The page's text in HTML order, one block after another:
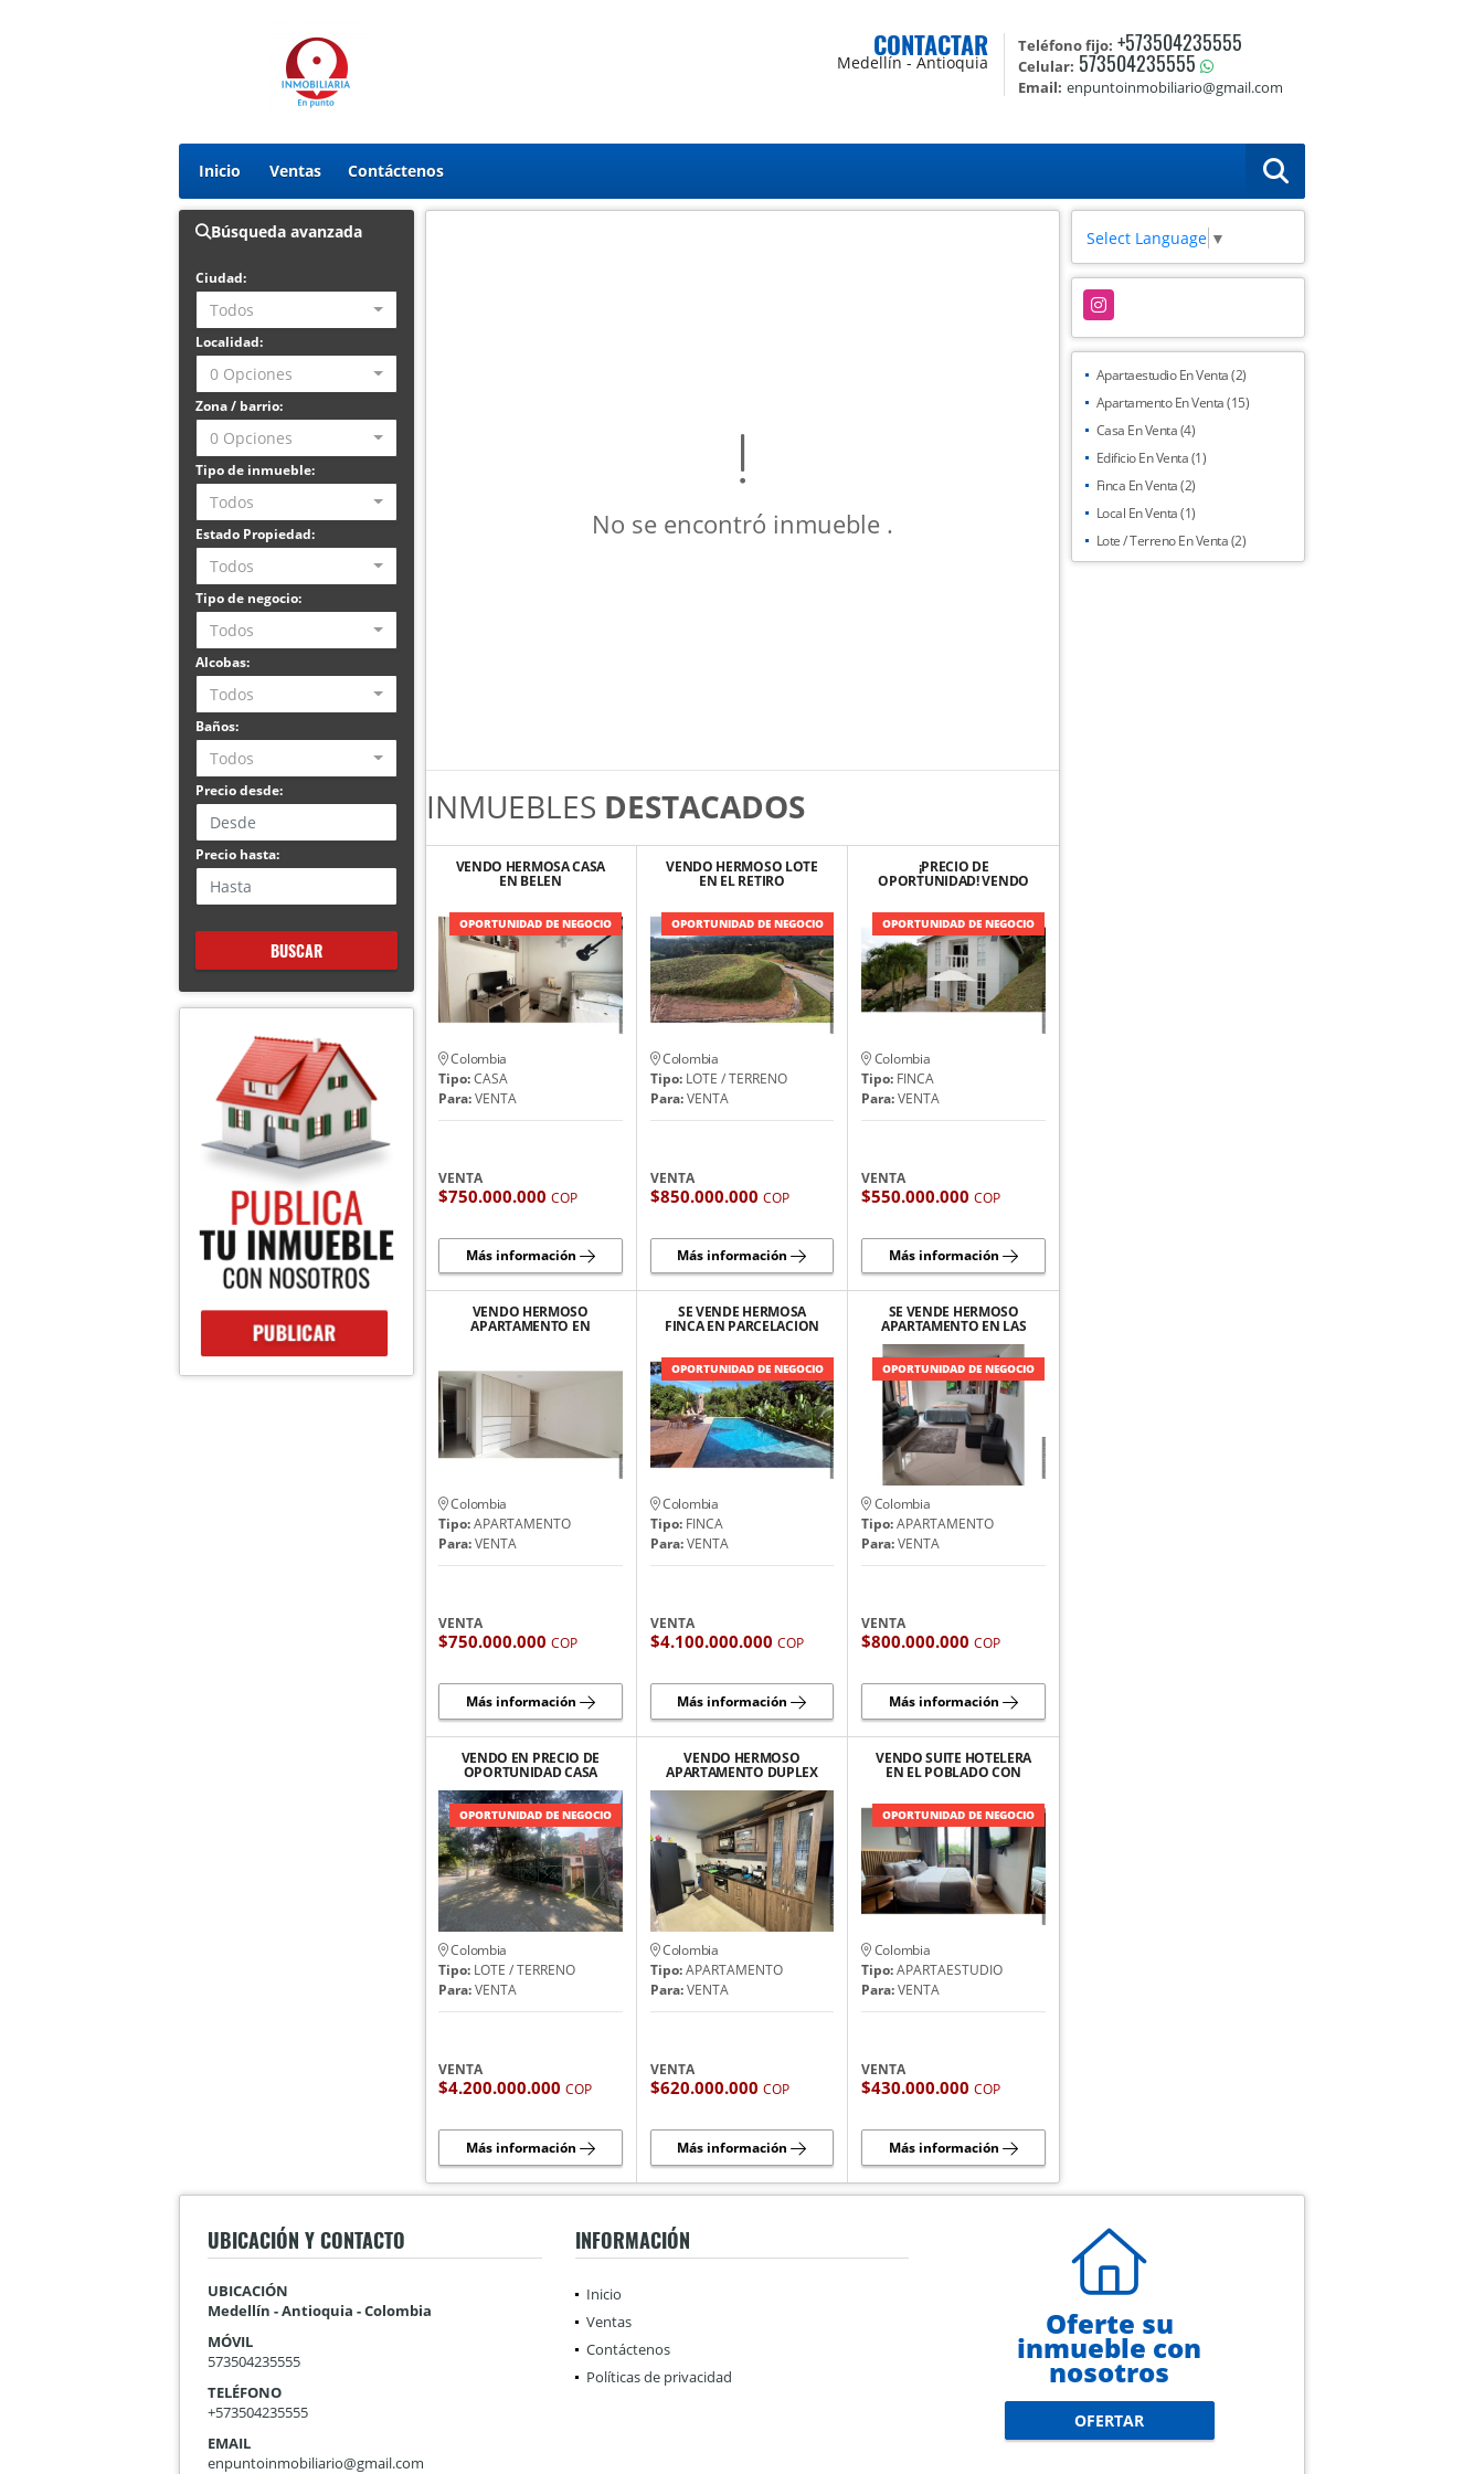
CONTACTAR
Medellín - Antioquia
Teléfono fijo: +573504235555
Celular: 573504235555
Email: enpuntoinmobiliario@gmail.com
Inicio Ventas Contáctenos
Búsqueda avanzada
Ciudad:
Todos
Localidad:
0 Opciones
Zona / barrio:
0 Opciones
Tipo de inmueble:
Todos
Estado Propiedad:
Todos
Tipo de negocio:
Todos
Alcobas:
Todos
Baños:
Todos
Precio desde:
Precio hasta:
BUSCAR
No se encontró inmueble .
INMUEBLES DESTACADOS
VENDO HERMOSA CASA
EN BELEN
OPORTUNIDAD DE NEGOCIO
Colombia
Tipo:CASA
Para:VENTA
VENTA
$750.000.000 COP
Más información
VENDO HERMOSO LOTE
EN EL RETIRO
OPORTUNIDAD DE NEGOCIO
Colombia
Tipo:LOTE / TERRENO
Para:VENTA
VENTA
$850.000.000 COP
Más información
¡PRECIO DE
OPORTUNIDAD! VENDO
COCORNÁ
OPORTUNIDAD DE NEGOCIO
Colombia
Tipo: FINCA
Para:VENTA
VENTA
$550.000.000COP
Más información
VENDO HERMOSO
APARTAMENTO EN
Colombia
Tipo:APARTAMENTO
Para:VENTA
VENTA
$750.000.000 COP
Más información
SE VENDE HERMOSA
FINCA EN PARCELACION
OPORTUNIDAD DE NEGOCIO
Colombia
Tipo:FINCA
Para:VENTA
VENTA
$4.100.000.000 COP
Más información
SE VENDE HERMOSO
APARTAMENTO EN LAS
PALMAS
OPORTUNIDAD DE NEGOCIO
Colombia
Tipo:APARTAMENTO
Para:VENTA
VENTA
$800.000.000COP
Más información
VENDO EN PRECIO DE
OPORTUNIDAD CASA
LOTE EN LA 33
OPORTUNIDAD DE NEGOCIO
Colombia
Tipo: LOTE / TERRENO
Para:VENTA
VENTA
$4.200.000.000 COP
Más información
VENDO HERMOSO
APARTAMENTO DUPLEX
EN BELLO, PRECIO DE
OPORTUNIDAD
Colombia
Tipo:APARTAMENTO
Para:VENTA
VENTA
$620.000.000 COP
Más información
VENDO SUITE HOTELERA
EN EL POBLADO CON
COMERCIAL
OPORTUNIDAD DE NEGOCIO
Colombia
Tipo:APARTAESTUDIO
Para:VENTA
VENTA
$430.000.000COP
Más información
Select Language ▼
Instagram
Apartaestudio En Venta (2)
Apartamento En Venta (15)
Casa En Venta (4)
Edificio En Venta (1)
Finca En Venta (2)
Local En Venta (1)
Lote / Terreno En Venta (2)
UBICACIÓN Y CONTACTO
UBICACIÓN
Medellín - Antioquia - Colombia
MÓVIL
573504235555
TELÉFONO
+573504235555
EMAIL
enpuntoinmobiliario@gmail.com
INFORMACIÓN
Inicio
Ventas
Contáctenos
Políticas de privacidad
Oferte su
inmueble con
nosotros
OFERTAR